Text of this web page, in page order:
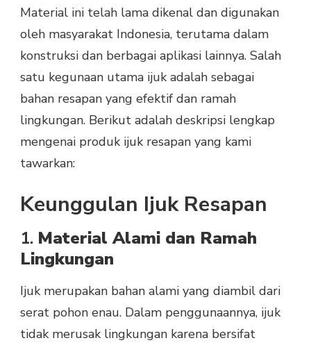
Material ini telah lama dikenal dan digunakan
oleh masyarakat Indonesia, terutama dalam
konstruksi dan berbagai aplikasi lainnya. Salah
satu kegunaan utama ijuk adalah sebagai
bahan resapan yang efektif dan ramah
lingkungan. Berikut adalah deskripsi lengkap
mengenai produk ijuk resapan yang kami
tawarkan:
Keunggulan Ijuk Resapan
1. Material Alami dan Ramah
Lingkungan
Ijuk merupakan bahan alami yang diambil dari
serat pohon enau. Dalam penggunaannya, ijuk
tidak merusak lingkungan karena bersifat